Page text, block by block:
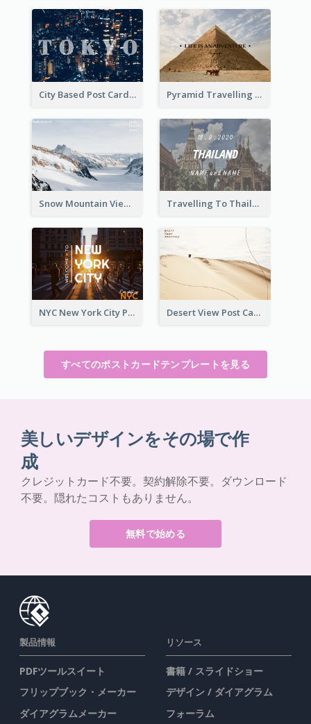
City Based Post Cards Pyramid Travelling Post Card
Snow Mountain View Post Card Travelling To Thailand Post Card
NYC New York City Post Card Desert View Post Card
すべてのポストカードテンプレートを見る
美しいデザインをその場で作
成
クレジットカード不要。契約解除不要。ダウンロード
不要。隠れたコストもありません。
無料で始める
製品情報
PDFツールスイート
フリップブック・メーカー
ダイアグラムメーカー
リソース
書籍 / スライドショー
デザイン / ダイアグラム
フォーラム